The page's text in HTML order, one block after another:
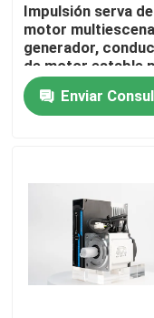
inversor la
Inversor trifásico
Arrancador suave
inversor solar de
Impulsión serva
motor
generador,
de motor estable
el motor servo
Enviar